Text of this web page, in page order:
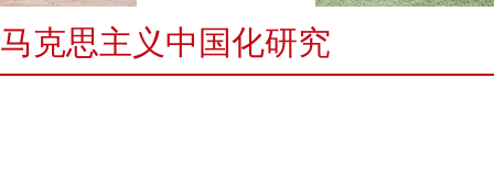
马克思主义中国化研究